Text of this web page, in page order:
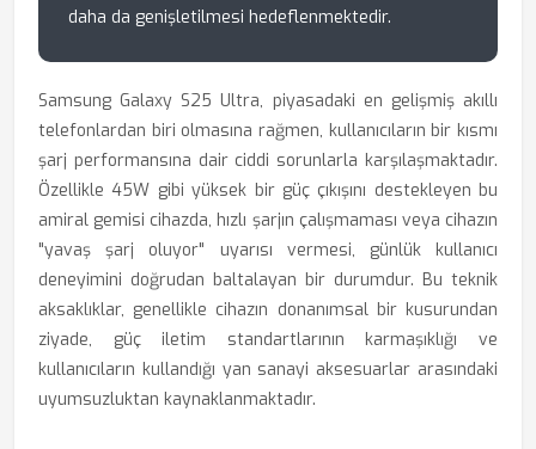
daha da genişletilmesi hedeflenmektedir.
Samsung Galaxy S25 Ultra, piyasadaki en gelişmiş akıllı
telefonlardan biri olmasına rağmen, kullanıcıların bir kısmı
şarj performansına dair ciddi sorunlarla karşılaşmaktadır.
Özellikle 45W gibi yüksek bir güç çıkışını destekleyen bu
amiral gemisi cihazda, hızlı şarjın çalışmaması veya cihazın
"yavaş şarj oluyor" uyarısı vermesi, günlük kullanıcı
deneyimini doğrudan baltalayan bir durumdur. Bu teknik
aksaklıklar, genellikle cihazın donanımsal bir kusurundan
ziyade, güç iletim standartlarının karmaşıklığı ve
kullanıcıların kullandığı yan sanayi aksesuarlar arasındaki
uyumsuzluktan kaynaklanmaktadır.